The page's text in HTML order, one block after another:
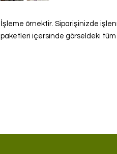
İşleme örnektir. Siparişinizde
paketleri içersinde görseldeki